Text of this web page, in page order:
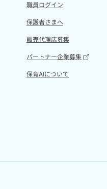
職員ログイン
保護者さまへ
販売代理店募集
パートナー企業募集
保育AIについて